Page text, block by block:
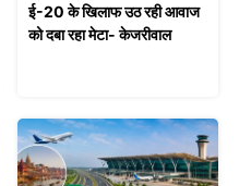
ई-20 के खिलाफ उठ रही आवाज
को दबा रहा मेटा- केजरीवाल